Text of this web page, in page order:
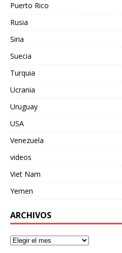
Puerto Rico
Rusia
Siria
Suecia
Turquia
Ucrania
Uruguay
USA
Venezuela
videos
Viet Nam
Yemen
ARCHIVOS